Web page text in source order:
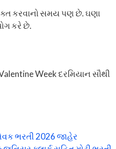
કરવાનો સમય પણ છે. ઘણા
કરે છે.
Week દરમિયાન સૌથી
ભરતી 2026 જાહેર